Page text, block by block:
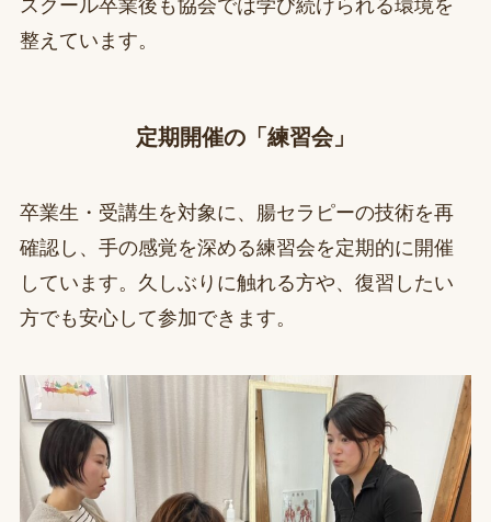
スクール卒業後も協会では学び続けられる環境を
整えています。
定期開催の「練習会」
卒業生・受講生を対象に、腸セラピーの技術を再
確認し、手の感覚を深める練習会を定期的に開催
しています。久しぶりに触れる方や、復習したい
方でも安心して参加できます。